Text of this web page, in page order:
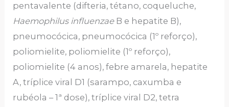
pentavalente (difteria, tétano, coqueluche,
Haemophilus influenzaeB e hepatite B),
pneumocócica, pneumocócica (1º reforço),
poliomielite, poliomielite (1º reforço),
poliomielite (4 anos), febre amarela, hepatite
A, tríplice viral D1 (sarampo, caxumba e
rubéola – 1ª dose), tríplice viral D2, tetra